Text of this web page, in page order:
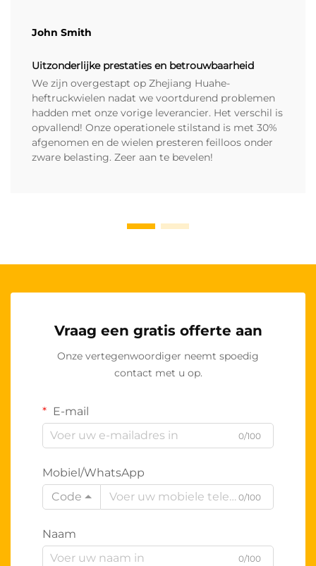
John Smith
Uitzonderlijke prestaties en betrouwbaarheid
We zijn overgestapt op Zhejiang Huahe-
heftruckwielen nadat we voortdurend problemen
hadden met onze vorige leverancier. Het verschil is
opvallend! Onze operationele stilstand is met 30%
afgenomen en de wielen presteren feilloos onder
zware belasting. Zeer aan te bevelen!
Vraag een gratis offerte aan
Onze vertegenwoordiger neemt spoedig
contact met u op.
E-mail
0/100
Mobiel/WhatsApp
Code
0/100
Naam
0/100